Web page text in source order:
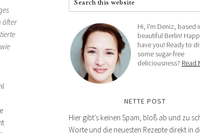
öfter
Hi, I'm Deniz, based
beautiful Berlin!
have you! Ready to
some sugar-free
deliciousness? Read
NETTE POST
Hier gibt’s keinen Spam, bloß ab und zu
Worte und die neuesten Rezepte direkt in